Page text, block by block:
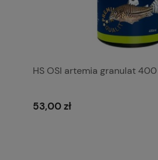
HS OSI artemia granulat
53,00 zł